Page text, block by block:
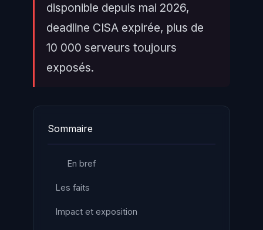
disponible depuis mai 2026,
deadline CISA expirée, plus de
10 000 serveurs toujours
exposés.
Sommaire
En bref
Les faits
Impact et exposition